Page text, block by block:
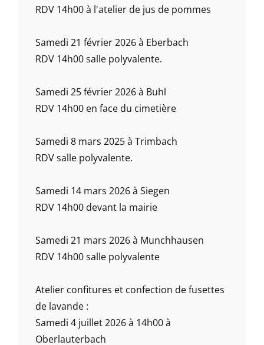
RDV 14h00 à l'atelier de jus de pommes
Samedi 21 février 2026 à Eberbach
RDV 14h00 salle polyvalente.
Samedi 25 février 2026 à Buhl
RDV 14h00 en face du cimetière
Samedi 8 mars 2025 à Trimbach
RDV salle polyvalente.
Samedi 14 mars 2026 à Siegen
RDV 14h00 devant la mairie
Samedi 21 mars 2026 à Munchhausen
RDV 14h00 salle polyvalente
Atelier confitures et confection de fusettes
de lavande :
Samedi 4 juillet 2026 à 14h00 à
Oberlauterbach